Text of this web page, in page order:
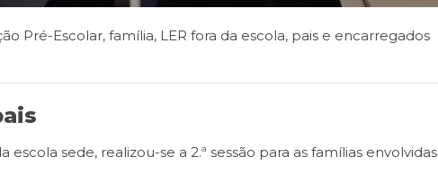
Pré-Escolar, família, LER fora da escola, pais e encarregados
sede, realizou-se a 2.ª sessão para as famílias envolvidas